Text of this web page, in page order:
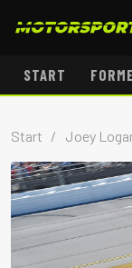
START
Start / Joey